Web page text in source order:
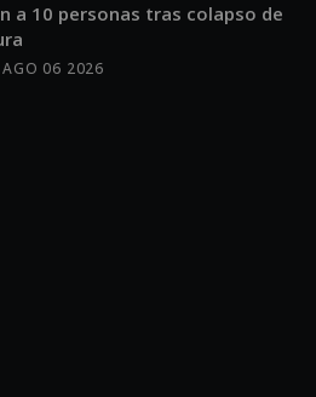
a 10 personas tras colapso de
06 2026